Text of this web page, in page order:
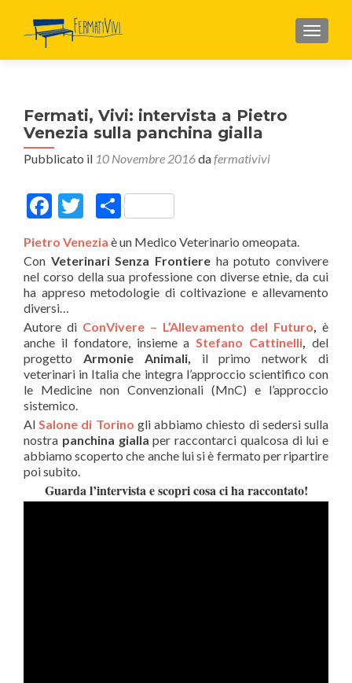
Fermati, Vivi: intervista a Pietro
Venezia sulla panchina gialla
Pubblicato il 10 Novembre 2016dafermativivi
FacebookTwitterCondividi
Pietro Venezia è un Medico Veterinario omeopata.
Con Veterinari Senza Frontiere ha potuto convivere
nel corso della sua professione con diverse etnie, da cui
ha appreso metodologie di coltivazione e allevamento
diversi…
Autore di ConVivere – L’Allevamento del Futuro, è
anche il fondatore, insieme a Stefano Cattinelli,del
progetto Armonie Animali, il primo network di
veterinari in Italia che integra l’approccio scientifico con
le Medicine non Convenzionali (MnC) e l’approccio
sistemico.
AlSalone di Torino gli abbiamo chiesto di sedersi sulla
nostra panchina gialla per raccontarci qualcosa di lui e
abbiamo scoperto che anche lui si è fermato per ripartire
poi subito.
Guarda l’intervista e scopri cosa ci ha raccontato!